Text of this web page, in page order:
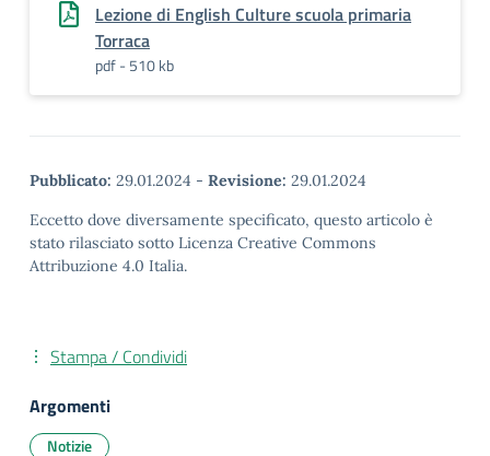
Lezione di English Culture scuola primaria
Torraca
pdf - 510 kb
Pubblicato: 29.01.2024 - Revisione: 29.01.2024
Eccetto dove diversamente specificato, questo articolo è
stato rilasciato sotto Licenza Creative Commons
Attribuzione 4.0 Italia.
Stampa / Condividi
Argomenti
Notizie